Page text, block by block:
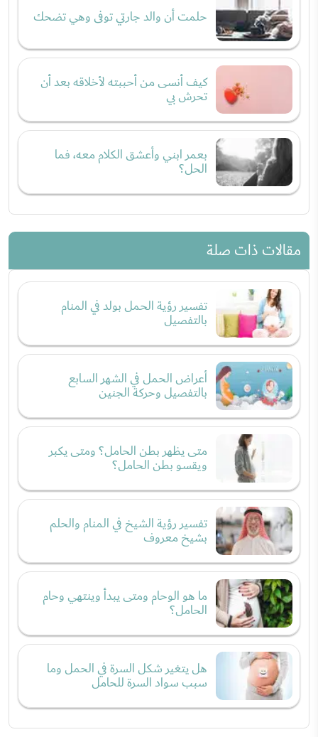
حلمت أن والد جارتي توفى وهي تضحك
كيف أنسى من أحببته لأخلاقه بعد أن
تحرش بي
بعمر ابني وأعشق الكلام معه، فما
الحل؟
مقالات ذات صلة
تفسير رؤية الحمل بولد في المنام
بالتفصيل
أعراض الحمل في الشهر السابع
بالتفصيل وحركة الجنين
متى يظهر بطن الحامل؟ ومتى يكبر
ويقسو بطن الحامل؟
تفسير رؤية الشيخ في المنام والحلم
بشيخ معروف
ما هو الوحام ومتى يبدأ وينتهي وحام
الحامل؟
هل يتغير شكل السرة في الحمل وما
سبب سواد السرة للحامل